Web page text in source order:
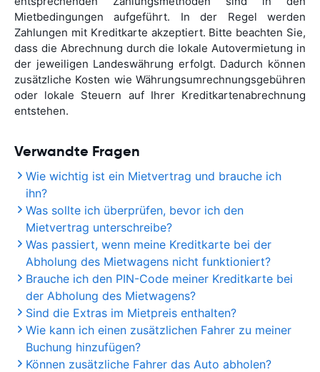
Mietbedingungen aufgeführt. In der Regel werden
Zahlungen mit Kreditkarte akzeptiert. Bitte beachten Sie,
dass die Abrechnung durch die lokale Autovermietung in
der jeweiligen Landeswährung erfolgt. Dadurch können
zusätzliche Kosten wie Währungsumrechnungsgebühren
oder lokale Steuern auf Ihrer Kreditkartenabrechnung
entstehen.
Verwandte Fragen
Wie wichtig ist ein Mietvertrag und brauche ich
ihn?
Was sollte ich überprüfen, bevor ich den
Mietvertrag unterschreibe?
Was passiert, wenn meine Kreditkarte bei der
Abholung des Mietwagens nicht funktioniert?
Brauche ich den PIN-Code meiner Kreditkarte bei
der Abholung des Mietwagens?
Sind die Extras im Mietpreis enthalten?
Wie kann ich einen zusätzlichen Fahrer zu meiner
Buchung hinzufügen?
Können zusätzliche Fahrer das Auto abholen?